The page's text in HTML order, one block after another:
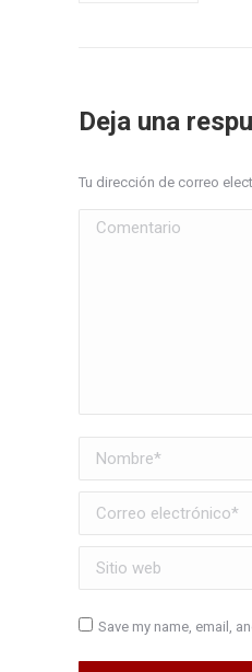
Deja una
Tu dirección de correo
Comentario
Nombre *
Correo electrónico *
Sitio web
Save my name, email,